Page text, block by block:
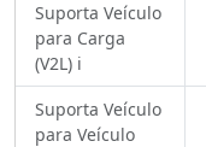
Suporta Veículo
para Carga
(V2L) ℹ️
Suporta Veículo
para Veículo